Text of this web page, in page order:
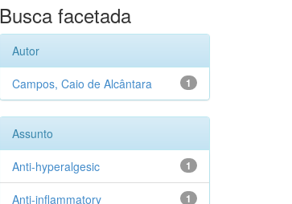
Busca facetada
Autor
1
Campos, Caio de Alcântara
Assunto
1
Anti-hyperalgesic
1
Anti-inflammatory